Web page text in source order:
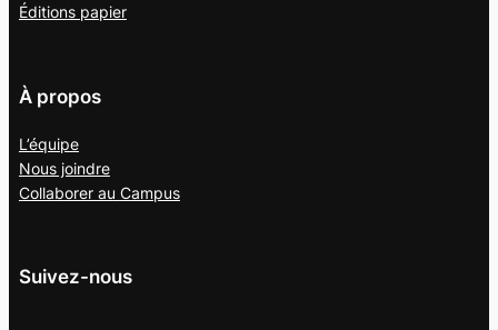
Éditions papier
À propos
L’équipe
Nous joindre
Collaborer au Campus
Suivez-nous